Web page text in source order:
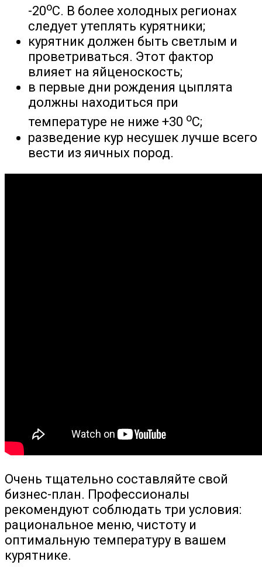
-20оС. В более холодных регионах
следует утеплять курятники;
курятник должен быть светлым и
проветриваться. Этот фактор
влияет на яйценоскость;
в первые дни рождения цыплята
должны находиться при
температуре не ниже +30 оС;
разведение кур несушек лучше всего
вести из яичных пород.
Очень тщательно составляйте свой
бизнес-план. Профессионалы
рекомендуют соблюдать три условия:
рациональное меню, чистоту и
оптимальную температуру в вашем
курятнике.